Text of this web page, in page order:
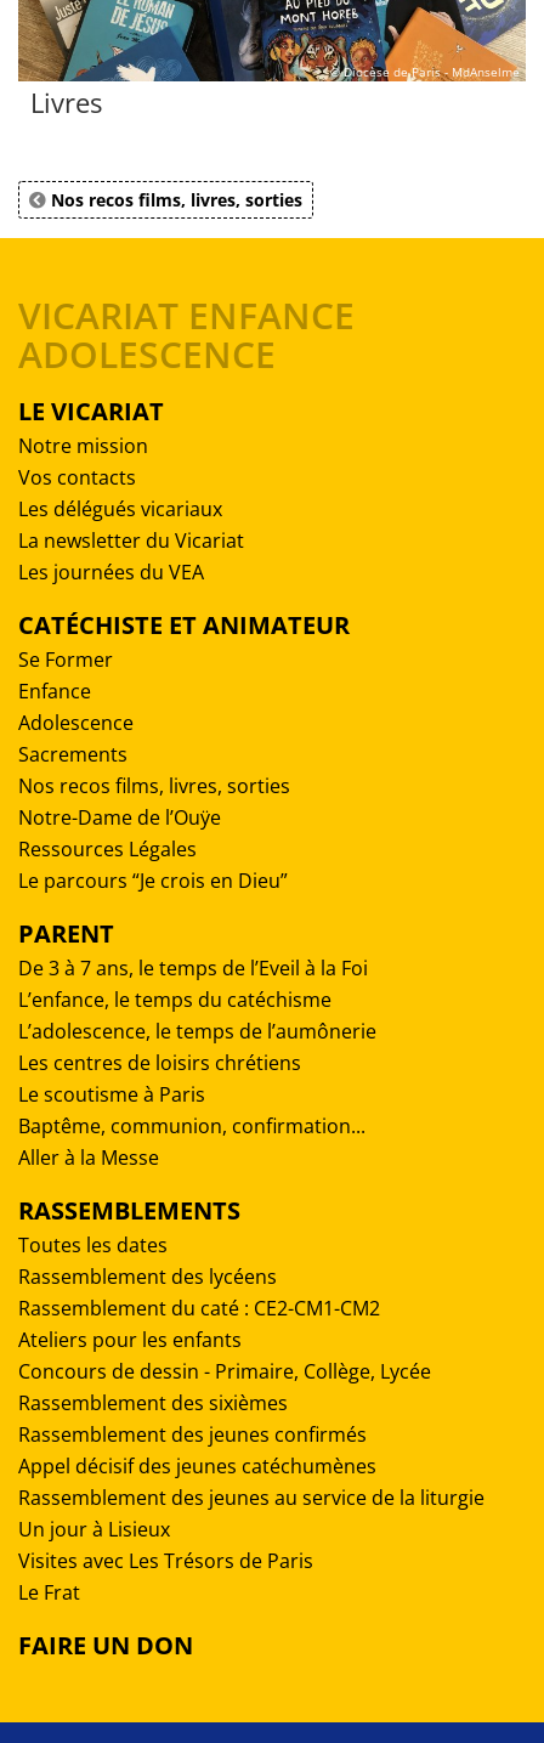
© Diocèse de Paris - MdAnselme
Livres
Nos recos films, livres, sorties
VICARIAT ENFANCE
ADOLESCENCE
LE VICARIAT
Notre mission
Vos contacts
Les délégués vicariaux
La newsletter du Vicariat
Les journées du VEA
CATÉCHISTE ET ANIMATEUR
Se Former
Enfance
Adolescence
Sacrements
Nos recos films, livres, sorties
Notre-Dame de l’Ouÿe
Ressources Légales
Le parcours “Je crois en Dieu”
PARENT
De 3 à 7 ans, le temps de l’Eveil à la Foi
L’enfance, le temps du catéchisme
L’adolescence, le temps de l’aumônerie
Les centres de loisirs chrétiens
Le scoutisme à Paris
Baptême, communion, confirmation...
Aller à la Messe
RASSEMBLEMENTS
Toutes les dates
Rassemblement des lycéens
Rassemblement du caté : CE2-CM1-CM2
Ateliers pour les enfants
Concours de dessin - Primaire, Collège, Lycée
Rassemblement des sixièmes
Rassemblement des jeunes confirmés
Appel décisif des jeunes catéchumènes
Rassemblement des jeunes au service de la liturgie
Un jour à Lisieux
Visites avec Les Trésors de Paris
Le Frat
FAIRE UN DON